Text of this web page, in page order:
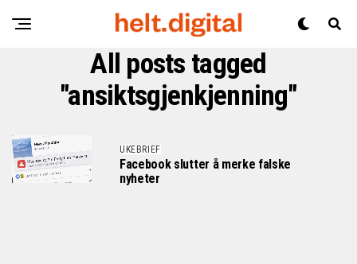
All posts tagged
"ansiktsgjenkjenning"
UKEBRIEF
Facebook slutter å merke falske
nyheter